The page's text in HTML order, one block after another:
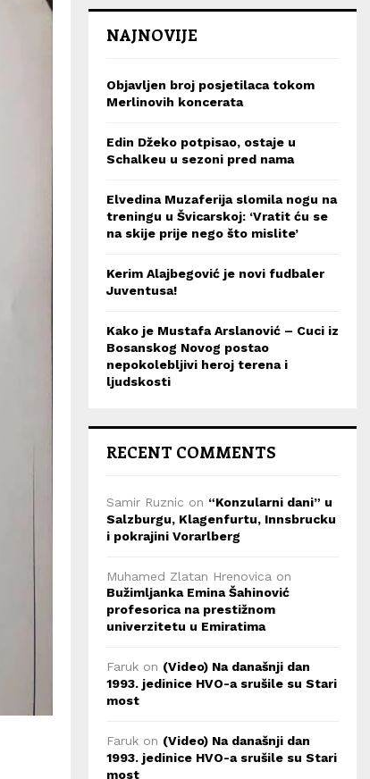
NAJNOVIJE
Objavljen broj posjetilaca tokom
Merlinovih koncerata
Edin Džeko potpisao, ostaje u
Schalkeu u sezoni pred nama
Elvedina Muzaferija slomila nogu na
treningu u Švicarskoj: ‘Vratit ću se
na skije prije nego što mislite’
Kerim Alajbegović je novi fudbaler
Juventusa!
Kako je Mustafa Arslanović – Cuci iz
Bosanskog Novog postao
nepokolebljivi heroj terena i
ljudskosti
RECENT COMMENTS
Samir Ruznic on “Konzularni dani” u
Salzburgu, Klagenfurtu, Innsbrucku
i pokrajini Vorarlberg
Muhamed Zlatan Hrenovica on
Bužimljanka Emina Šahinović
profesorica na prestižnom
univerzitetu u Emiratima
Faruk on (Video) Na današnji dan
1993. jedinice HVO-a srušile su Stari
most
Faruk on (Video) Na današnji dan
1993. jedinice HVO-a srušile su Stari
most